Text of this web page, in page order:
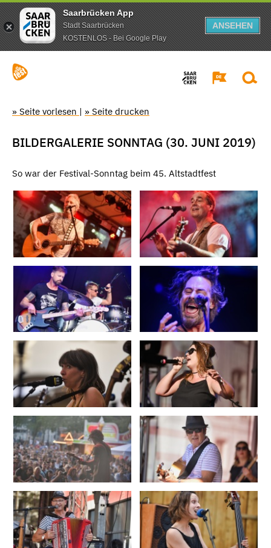
Saarbrücken App
Stadt Saarbrücken
KOSTENLOS - Bei Google Play
ANSEHEN
» Seite vorlesen | » Seite drucken
BILDERGALERIE SONNTAG (30. JUNI 2019)
So war der Festival-Sonntag beim 45. Altstadtfest